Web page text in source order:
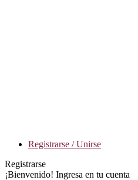
Registrarse / Unirse
Registrarse
¡Bienvenido! Ingresa en tu cuenta